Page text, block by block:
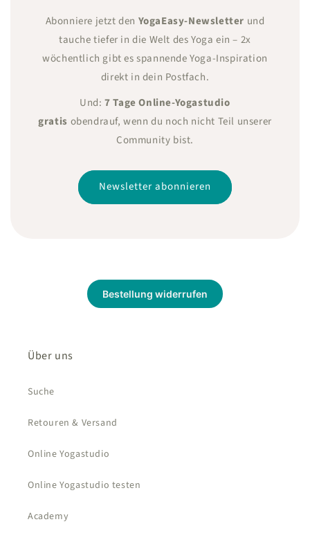
Abonniere jetzt den YogaEasy-Newsletter und
tauche tiefer in die Welt des Yoga ein – 2x
wöchentlich gibt es spannende Yoga-Inspiration
direkt in dein Postfach.
Und:7 Tage Online-Yogastudio
gratis obendrauf, wenn du noch nicht Teil unserer
Community bist.
Newsletter abonnieren
Bestellung widerrufen
Über uns
Suche
Retouren & Versand
Online Yogastudio
Online Yogastudio testen
Academy